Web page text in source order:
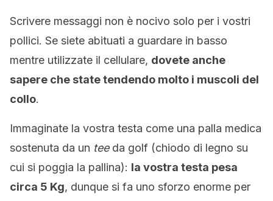
Scrivere messaggi non è nocivo solo per i vostri
pollici. Se siete abituati a guardare in basso
mentre utilizzate il cellulare, dovete anche
sapere che state tendendo molto i muscoli del
collo.
Immaginate la vostra testa come una palla medica
sostenuta da un tee da golf (chiodo di legno su
cui si poggia la pallina): la vostra testa pesa
circa 5 Kg, dunque si fa uno sforzo enorme per